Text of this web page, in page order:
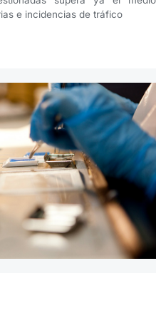
e incidencias de tráfico